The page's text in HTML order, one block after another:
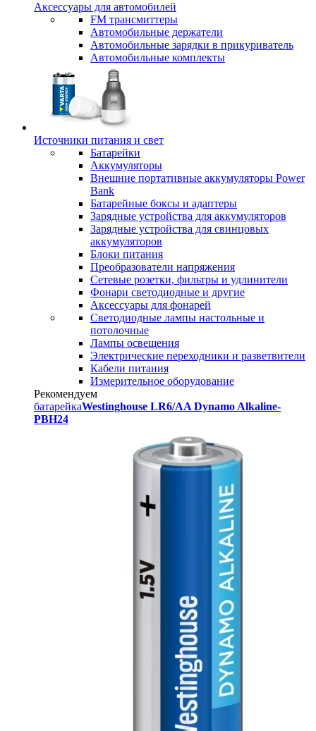
Аксессуары для автомобилей
FM трансмиттеры
Автомобильные держатели
Автомобильные зарядки в прикуриватель
Автомобильные комплекты
Источники питания и свет
Батарейки
Аккумуляторы
Внешние портативные аккумуляторы Power
Bank
Батарейные боксы и адаптеры
Зарядные устройства для аккумуляторов
Зарядные устройства для свинцовых
аккумуляторов
Блоки питания
Преобразователи напряжения
Сетевые розетки, фильтры и удлинители
Фонари светодиодные и другие
Аксессуары для фонарей
Светодиодные лампы настольные и
потолочные
Лампы освещения
Электрические переходники и разветвители
Кабели питания
Измерительное оборудование
Рекомендуем
батарейкаWestinghouse LR6/AA Dynamo Alkaline-
PBH24